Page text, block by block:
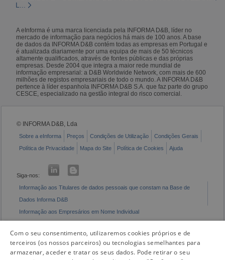
L...
A eInforma é uma marca licenciada pela INFORMA D&B, líder no
mercado de informação para negócios há mais de 100 anos. A base
de dados da INFORMA D&B contém todas as empresas em Portugal e
é atualizada diariamente por uma equipa de mais de 50 técnicos
altamente qualificados, através de fontes públicas e das próprias
empresas. Desde 2004 que integra a maior rede mundial de
informação empresarial: a D&B Worldwide Network, com mais de 600
milhões de registos empresariais de todo o mundo. A INFORMA D&B
pertence à líder espanhola INFORMA D&B S.A. que faz parte do grupo
CESCE, especializado na gestão integral do risco comercial.
© INFORMA D&B, Lda
Sobre a eInforma Preços Condições de Utilização
Condições Gerais
Política de Privacidade
Mapa do Site Política de Cookies Ajuda
Siga-nos:
Informação aos Titulares de dados pessoais que constam na Base de
Dados Informa D&B
Informação aos Empresários em Nome Individual
Com o seu consentimento, utilizaremos cookies próprios e de
terceiros (os nossos parceiros) ou tecnologias semelhantes para
armazenar, aceder e tratar os seus dados. Pode retirar o seu